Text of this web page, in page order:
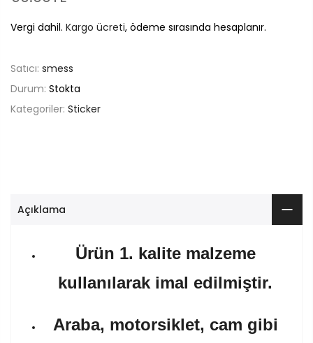
Vergi dahil. Kargo ücreti, ödeme sırasında hesaplanır.
Satıcı: smess
Durum: Stokta
Kategoriler: Sticker
Açıklama
Ürün 1. kalite malzeme
kullanılarak imal edilmiştir.
Araba, motorsiklet, cam gibi